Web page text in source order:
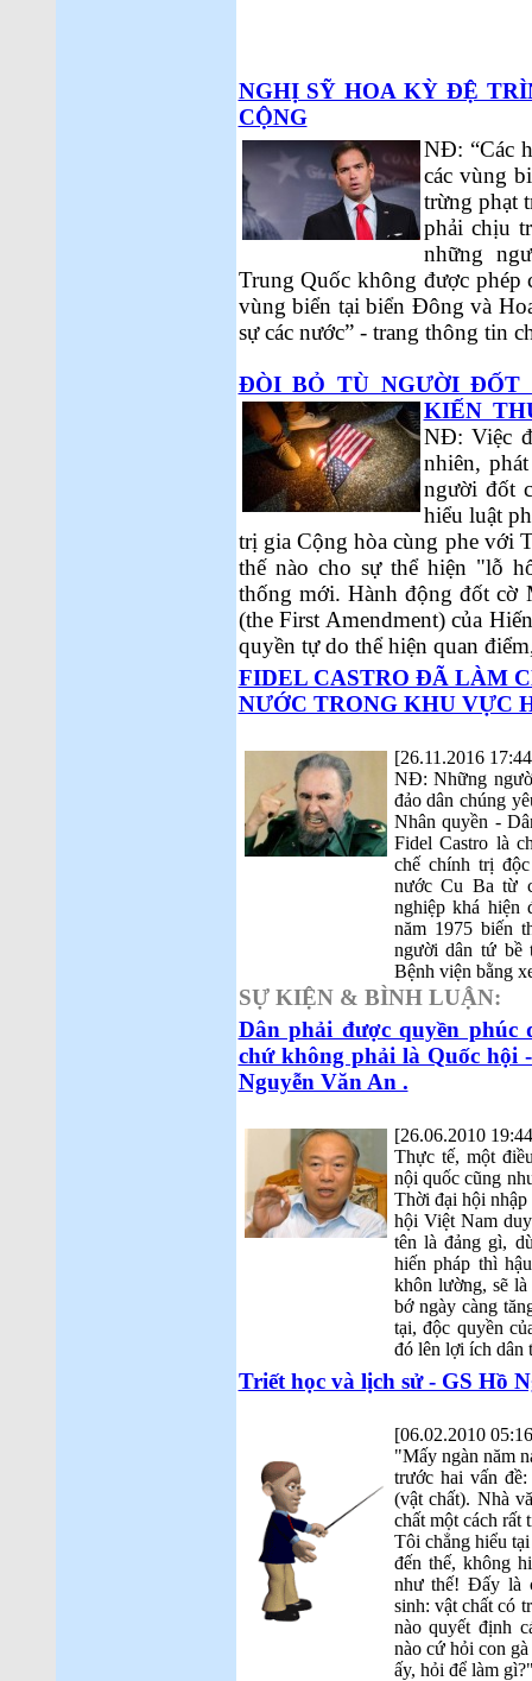
NGHỊ SỸ HOA KỲ ĐỆ
CỘNG
NĐ: “Các
các vùng
trừng phạt
phải chịu
những
Trung Quốc không được
vùng biển tại biển Đông và
sự các nước” - trang thông tin
ĐÒI BỎ TÙ NGƯỜI ĐỐT
KIẾN
NĐ: Việc
nhiên,
người đốt
hiểu luật
trị gia Cộng hòa cùng phe với
thế nào cho sự thể hiện "lỗ
thống mới. Hành động đốt cờ
(the First Amendment) của
quyền tự do thể hiện quan
FIDEL CASTRO ĐÃ LÀM
NƯỚC TRONG KHU VỰC
[26.11.2016
NĐ: Những
đảo dân chúng
Nhân quyền -
Fidel Castro là
chế chính trị
nước Cu Ba từ
nghiệp khá hiện
năm 1975 biến
người dân tứ bề
Bệnh viện bằng
SỰ KIỆN & BÌNH LUẬN:
Dân phải được quyền phúc
chứ không phải là Quốc hội
Nguyễn Văn An .
[26.06.2010
Thực tế, một
nội quốc cũng
Thời đại hội
hội Việt Nam
tên là đảng gì,
hiến pháp thì
khôn lường, sẽ
bớ ngày càng
tại, độc quyền
đó lên lợi ích dân
Triết học và lịch sử - GS Hồ
[06.02.2010
"Mấy ngàn năm
trước hai vấn
(vật chất). Nhà
chất một cách rất
Tôi chẳng hiểu
đến thế, không
như thế! Đấy là
sinh: vật chất có
nào quyết định
nào cứ hỏi con
ấy, hỏi để làm